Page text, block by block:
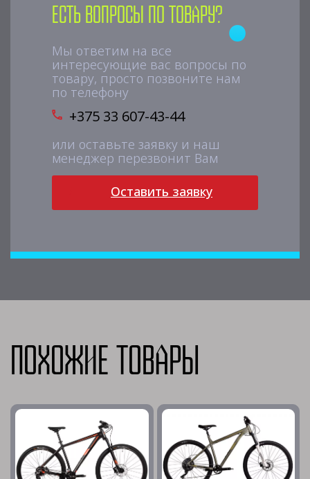
Есть вопросы по товару?
Мы ответим на все
интересующие вас вопросы по
товару, просто позвоните нам
по телефону
+375 33 607-43-44
или оставьте заявку и наш
менеджер перезвонит Вам
Оставить заявку
Похожие товары